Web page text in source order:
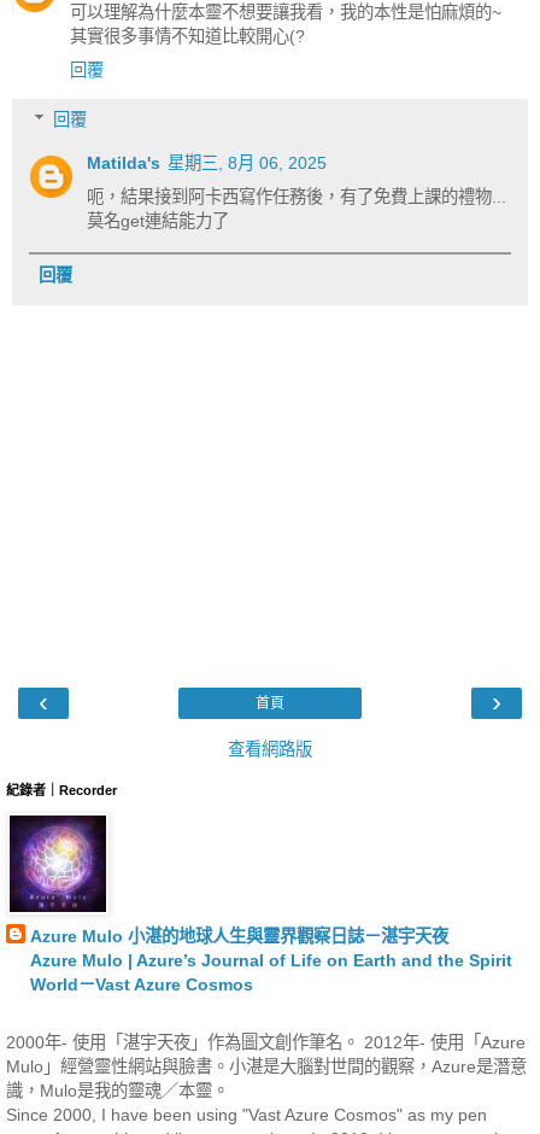
可以理解為什麼本靈不想要讓我看，我的本性是怕麻煩的~
其實很多事情不知道比較開心(?
回覆
回覆
Matilda's 星期三, 8月 06, 2025
呃，結果接到阿卡西寫作任務後，有了免費上課的禮物...
莫名get連結能力了
回覆
‹ ›
首頁
查看網路版
紀錄者｜Recorder
Azure Mulo 小湛的地球人生與靈界觀察日誌－湛宇天夜
Azure Mulo | Azure’s Journal of Life on Earth and the Spirit
World－Vast Azure Cosmos
2000年- 使用「湛宇天夜」作為圖文創作筆名。 2012年- 使用「Azure
Mulo」經營靈性網站與臉書。小湛是大腦對世間的觀察，Azure是潛意
識，Mulo是我的靈魂／本靈。
Since 2000, I have been using "Vast Azure Cosmos" as my pen